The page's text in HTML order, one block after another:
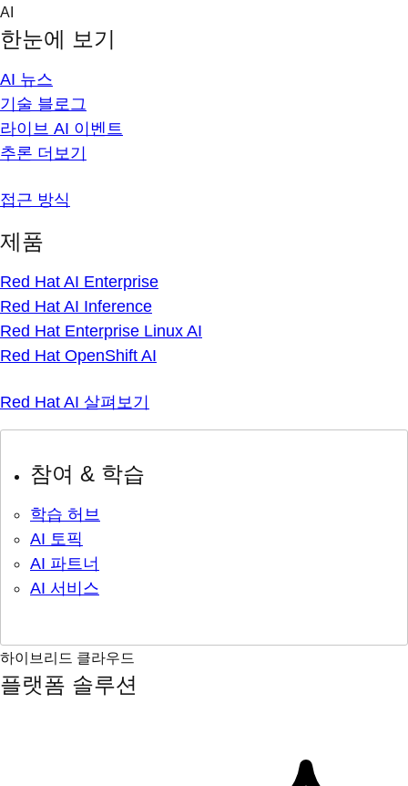
Skip
content
AI
한눈에 보기
AI 뉴스
기술 블로그
라이브 AI 이벤트
추론 더보기
접근 방식
제품
Red Hat AI Enterprise
Red Hat AI Inference
Red Hat Enterprise Linux AI
Red Hat OpenShift AI
Red Hat AI 살펴보기
참여 & 학습
학습 허브
AI 토픽
AI 파트너
AI 서비스
하이브리드 클라우드
플랫폼 솔루션